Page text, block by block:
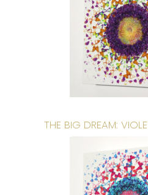
THE BIG DREAM: